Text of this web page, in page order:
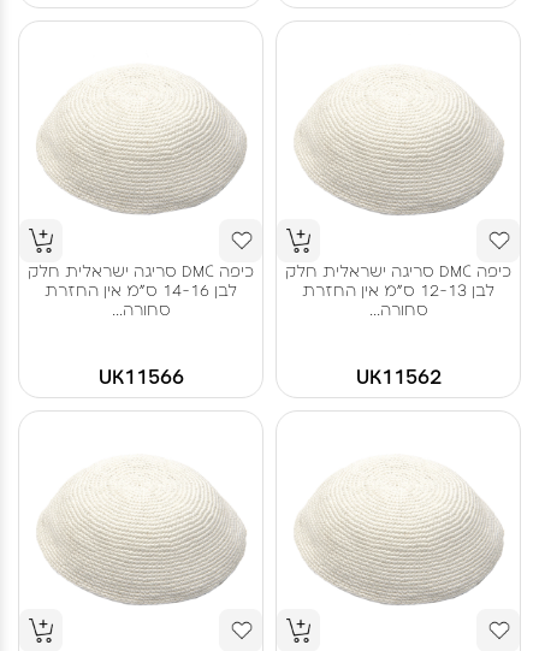
כיפה DMC סריגה ישראלית חלק
לבן 12-13 ס"מ אין החזרת
סחורה...
UK11562
כיפה DMC סריגה ישראלית חלק
לבן 14-16 ס"מ אין החזרת
סחורה...
UK11566